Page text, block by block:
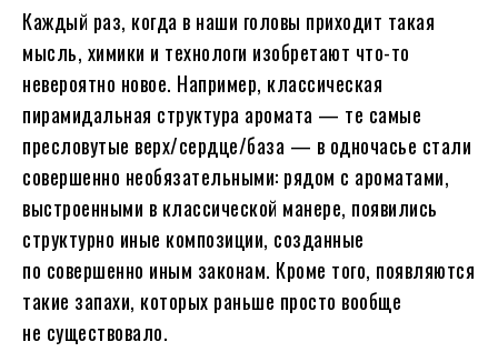
Каждый раз, когда в наши головы приходит такая
мысль, химики и технологи изобретают что-то
невероятно новое. Например, классическая
пирамидальная структура аромата — те самые
пресловутые верх/сердце/база — в одночасье стали
совершенно необязательными: рядом с ароматами,
выстроенными в классической манере, появились
структурно иные композиции, созданные
по совершенно иным законам. Кроме того, появляются
такие запахи, которых раньше просто вообще
не существовало.